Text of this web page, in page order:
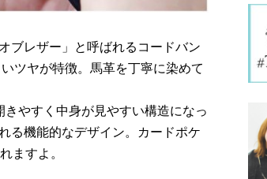
ブレザー」と呼ばれるコードバン
ツヤが特徴。馬革を丁寧に染めて
やすく中身が見やすい構造になっ
る機能的なデザイン。カードポケ
ますよ。